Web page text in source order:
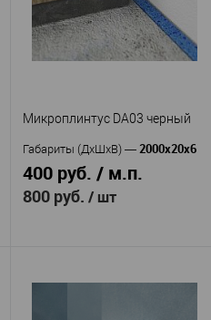
Микроплинтус DA03 черный
Габариты (ДхШхВ) — 2000х20х6
400 руб. / м.п.
800 руб. / шт